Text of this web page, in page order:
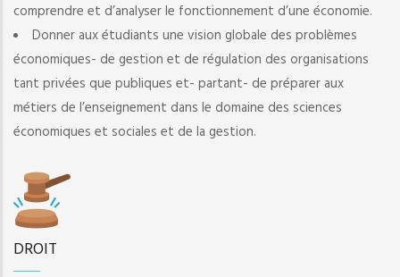
comprendre et d’analyser le fonctionnement d’une économie.
Donner aux étudiants une vision globale des problèmes
économiques- de gestion et de régulation des organisations
tant privées que publiques et- partant- de préparer aux
métiers de l’enseignement dans le domaine des sciences
économiques et sociales et de la gestion.
DROIT